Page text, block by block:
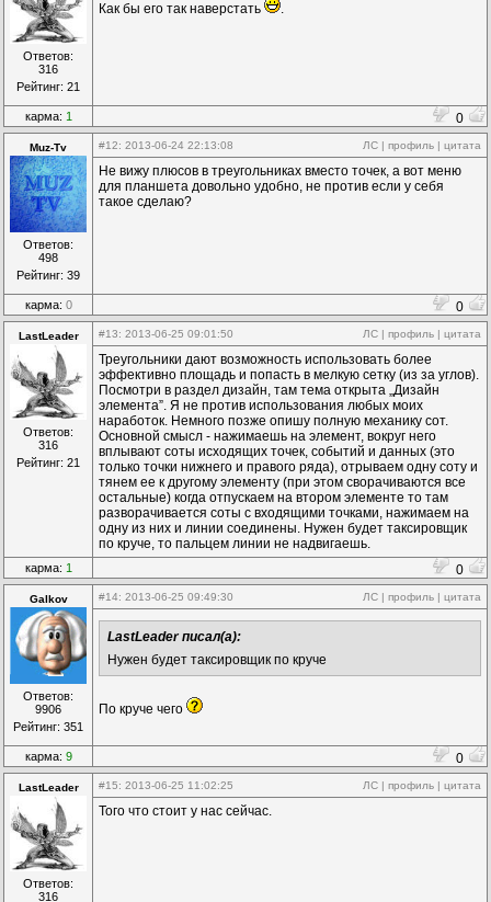
Ответов:
316
Рейтинг: 21
Как бы его так наверстать .
карма: 1 0
Muz-Tv
Ответов:
498
Рейтинг: 39
#12: 2013-06-24 22:13:08 ЛС | профиль | цитата
Не вижу плюсов в треугольниках вместо точек, а вот меню
для планшета довольно удобно, не против если у себя
такое сделаю?
карма: 0 0
LastLeader
Ответов:
316
Рейтинг: 21
#13: 2013-06-25 09:01:50 ЛС | профиль | цитата
Треугольники дают возможность использовать более
эффективно площадь и попасть в мелкую сетку (из за углов).
Посмотри в раздел дизайн, там тема открыта „Дизайн
элемента”. Я не против использования любых моих
наработок. Немного позже опишу полную механику сот.
Основной смысл - нажимаешь на элемент, вокруг него
вплывают соты исходящих точек, событий и данных (это
только точки нижнего и правого ряда), отрываем одну соту и
тянем ее к другому элементу (при этом сворачиваются все
остальные) когда отпускаем на втором элементе то там
разворачивается соты с входящими точками, нажимаем на
одну из них и линии соединены. Нужен будет таксировщик
по круче, то пальцем линии не надвигаешь.
карма: 1 0
Galkov
Ответов:
9906
Рейтинг: 351
#14: 2013-06-25 09:49:30 ЛС | профиль | цитата
LastLeader писал(а):
Нужен будет таксировщик по круче
По круче чего
карма: 9 0
LastLeader
Ответов:
316
#15: 2013-06-25 11:02:25 ЛС | профиль | цитата
Того что стоит у нас сейчас.